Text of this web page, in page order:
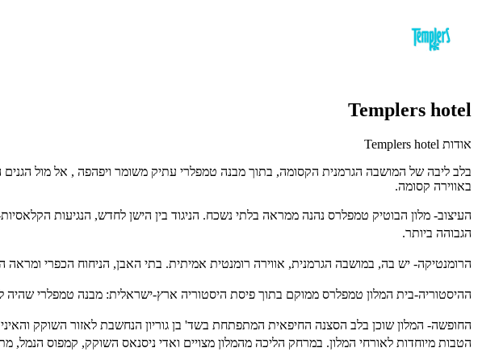
Templers hotel
אודות Templers hotel
בלב ליבה של המושבה הגרמנית הקסומה, בתוך מבנה טמפלרי עתיק משומר ויפהפה , אל מול
באווירה קסומה.
העיצוב-
הגבוהה ביותר.
הרומנטיקה- יש בה, במושבה הגרמנית, אווירה רומנטית אמיתית. בתי האבן, הניחוח הכפרי
ההיסטוריה-בית המלון טמפלרס ממוקם בתוך פיסת היסטוריה ארץ-ישראלית: מבנה טמפלרי שהיה לאחד
החופשה- המלון שוכן בלב הסצנה החיפאית המתפתחת בשד' בן גוריון הנחשבת לאזור השוקק
הטבות מיוחדות לאורחי המלון. במרחק הליכה מהמלון מצויים ואדי ניסנאס השוקק, קמפוס הנמל, מתחם השוק התורכי המתחדש